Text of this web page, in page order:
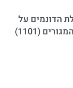
(949) – מגבלת הדונמים על
(1101)